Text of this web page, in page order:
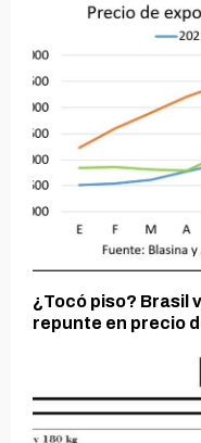
¿Tocó piso? Brasil
repunte en precio